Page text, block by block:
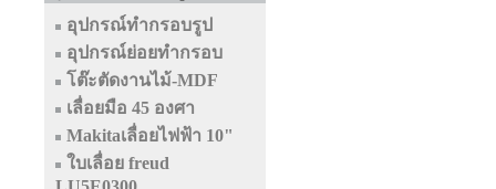
อุปกรณ์ทำกรอบรูป
อุปกรณ์ย่อยทำกรอบ
โต๊ะตัดงานไม้-MDF
เลื่อยมือ 45 องศา
Makitaเลื่อยไฟฟ้า 10"
ใบเลื่อย freud